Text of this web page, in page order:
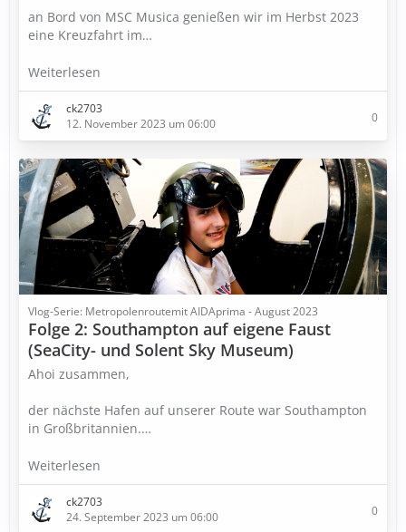
an Bord von MSC Musica genießen wir im Herbst 2023
eine Kreuzfahrt im…
Weiterlesen
ck2703
12. November 2023 um 06:00
0
Vlog-Serie: Metropolenroutemit AIDAprima - August 2023
Folge 2: Southampton auf eigene Faust
(SeaCity- und Solent Sky Museum)
Ahoi zusammen,
der nächste Hafen auf unserer Route war Southampton
in Großbritannien.…
Weiterlesen
ck2703
24. September 2023 um 06:00
0